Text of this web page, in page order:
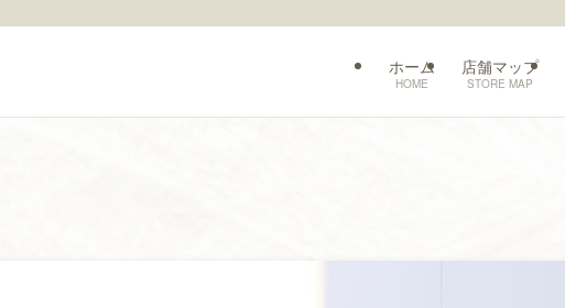
ホーム
HOME
店舗マップ
STORE MAP